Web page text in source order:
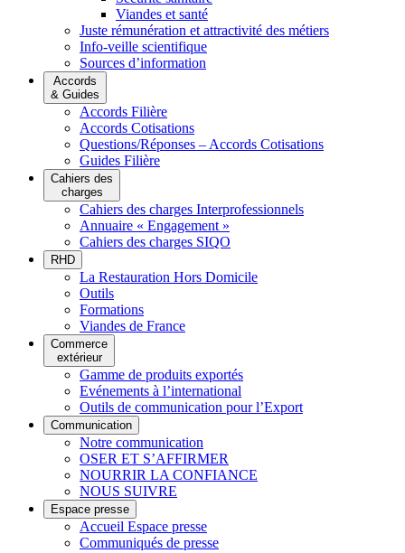
Viandes et santé
Juste rémunération et attractivité des métiers
Info-veille scientifique
Sources d’information
Accords
& Guides
Accords Filière
Accords Cotisations
Questions/Réponses – Accords Cotisations
Guides Filière
Cahiers des
charges
Cahiers des charges Interprofessionnels
Annuaire « Engagement »
Cahiers des charges SIQO
RHD
La Restauration Hors Domicile
Outils
Formations
Viandes de France
Commerce
extérieur
Gamme de produits exportés
Evénements à l’international
Outils de communication pour l’Export
Communication
Notre communication
OSER ET S’AFFIRMER
NOURRIR LA CONFIANCE
NOUS SUIVRE
Espace presse
Accueil Espace presse
Communiqués de presse